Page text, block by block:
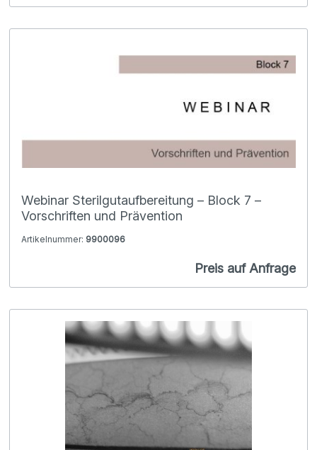
Webinar Sterilgutaufbereitung – Block 7 –
Vorschriften und Prävention
Artikelnummer: 9900096
Preis auf Anfrage